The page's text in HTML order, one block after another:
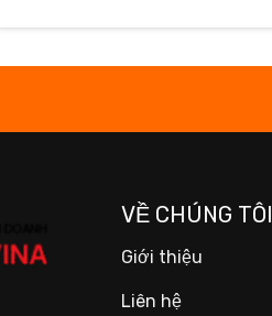
VỀ CHÚNG TÔI
Giới thiệu
Liên hệ